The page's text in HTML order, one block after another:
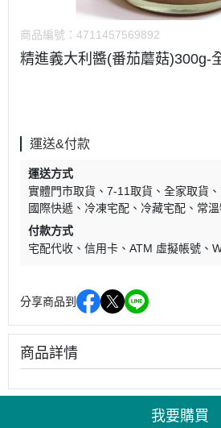
商品編號： 4711457569892
精進義大利醬(番茄蘑菇)300g-
運送&付款
運送方式
實體門市取貨
7-11取貨 全家取貨
國際快遞
冷凍宅配 冷藏宅配
常
付款方式
宅配代收
信用卡 ATM 虛擬帳號
分享商品到
商品詳情
我要購買